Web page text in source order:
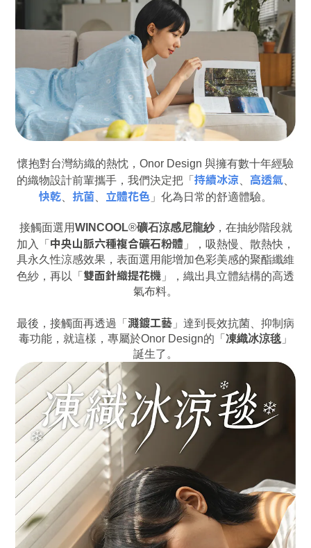
懷抱對台灣紡織的熱忱，Onor Design 與擁有數十年經驗
的織物設計前輩攜手，我們決定把「 持續冰涼 高透氣
快乾 抗菌 立體花色 」化為日常的舒適體驗。
接觸面選用WINCOOL®礦石涼感尼龍紗，在抽紗階段就
加入「 中央山脈六種複合礦石粉體 」，吸熱慢、散熱快，
具永久性涼感效果，表面選用能增加色彩美感的聚酯纖維
色紗，再以「 雙面針織提花機 」，織出具立體結構的高透
氣布料。
最後，接觸面再透過「 濺鍍工藝 」達到長效抗菌、抑制病
毒功能，就這樣，專屬於Onor Design的「 凍織冰涼毯 」
誕生了。